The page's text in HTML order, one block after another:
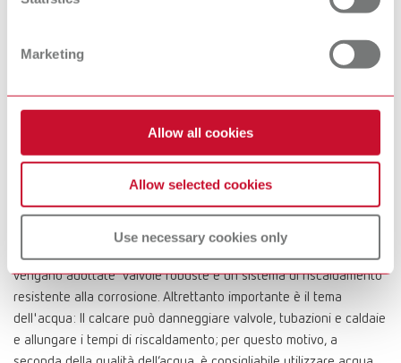
Marketing
Allow all cookies
Allow selected cookies
Use necessary cookies only
Come funziona questa tecnologia
fino alla formazione di vapore saturo. Il vapore viene convogliato
in modo mirato sul manufatto tramite il manipolo e l'ugello: La
temperatura e la pressione di esercizio fanno sì che lo sporco si
ammorbidisca, si emulsioni e si stacchi senza contatto. Si ottiene
così una pulizia rapida che non danneggia le superfici delicate e,
al contempo, crea le condizioni ideali per una lavorazione
successiva garantendo un’ottima adesione e la massima
affidabilità.
Poiché le vaporiere nei laboratori funzionano spesso in modo
continuo, è fondamentale che la pressione sia stabile e che
vengano adottate valvole robuste e un sistema di riscaldamento
resistente alla corrosione. Altrettanto importante è il tema
dell'acqua: Il calcare può danneggiare valvole, tubazioni e caldaie
e allungare i tempi di riscaldamento; per questo motivo, a